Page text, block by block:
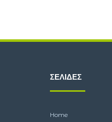
ΣΕΛΊΔΕΣ
Home